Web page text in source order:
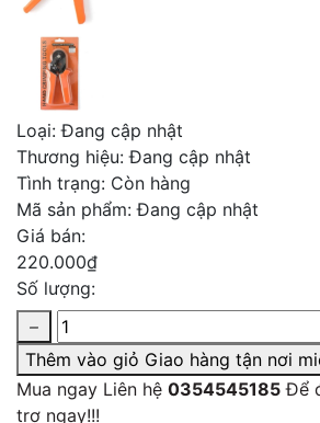
Loại: Đang cập nhật
Thương hiệu: Đang cập nhật
Tình trạng: Còn hàng
Mã sản phẩm: Đang cập nhật
Giá bán:
220.000₫
Số lượng:
Thêm vào giỏ Giao hàng tận nơi
Mua ngay Liên hệ 0354545185 Để
trợ ngay!!!